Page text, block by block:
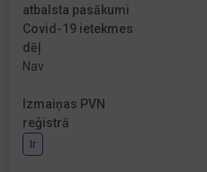
atbalsta pasākumi
Covid-19 ietekmes
dēļ
Nav
Izmaiņas PVN
reģistrā
Ir